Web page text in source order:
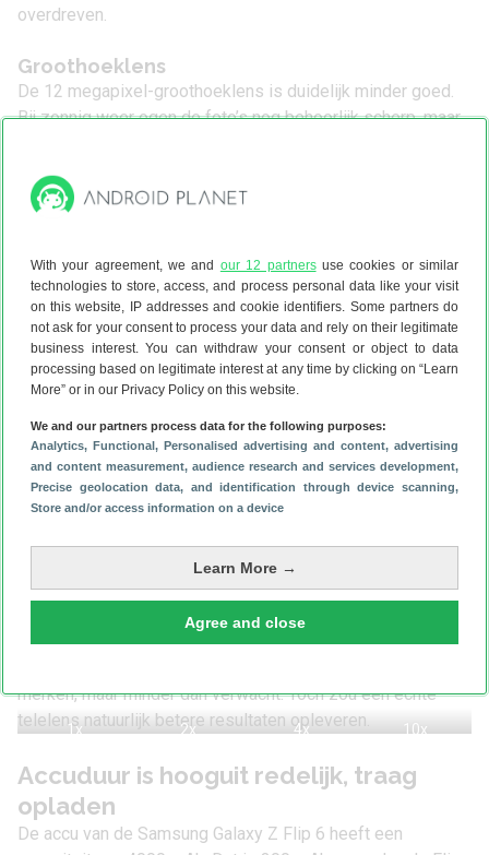
With your agreement, we and our 12 partnersuse cookies or similar
technologies to store, access, and process personal data like your visit
on this website, IP addresses and cookie identifiers. Some partners do
not ask for your consent to process your data and rely on their legitimate
business interest. You can withdraw your consent or object to data
processing based on legitimate interest at any time by clicking on “Learn
More” or in our Privacy Policy on this website.
We and our partners process data for the following purposes:
Analytics, Functional, Personalised advertising and content, advertising
and content measurement, audience research and services development,
Precise geolocation data, and identification through device scanning,
Store and/or access information on a device
Learn More →
Agree and close
overdreven.
Groothoeklens
De 12 megapixel-groothoeklens is duidelijk minder goed.
Bij zonnig weer ogen de foto’s nog behoorlijk scherp, maar
snel wazig worden.
de stationshal in Maastricht. Die ziet er echt niet goed uit.
Vooral de hoek rechtsonder is een rommeltje. Ook
nachtfoto’s ogen snel onscherp.
Al met al moet je de Flip 6 niet kopen als je een fervent
fotograaf bent. De groothoeklens is niet al te best en
bovendien ontbreekt een telelens om optisch mee in te
10x. Samsung belooft dat de resultaten dankzij AI beter zijn
dan voorheen.
Dat klopt ook. Tussen 1x en 2x zoom zien we niet zoveel
verschil en ook de 4x ingezoomde foto is nog zeer
merken, maar minder dan verwacht. Toch zou een echte
telelens natuurlijk betere resultaten opleveren.
1x 2x 4x 10x
Accuduur is hooguit redelijk, traag
opladen
De accu van de Samsung Galaxy Z Flip 6 heeft een